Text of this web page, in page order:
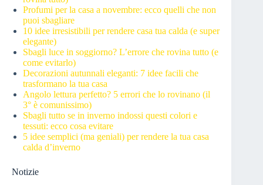
Profumi per la casa a novembre: ecco quelli che non
puoi sbagliare
10 idee irresistibili per rendere casa tua calda (e super
elegante)
Sbagli luce in soggiorno? L’errore che rovina tutto (e
come evitarlo)
Decorazioni autunnali eleganti: 7 idee facili che
trasformano la tua casa
Angolo lettura perfetto? 5 errori che lo rovinano (il
3° è comunissimo)
Sbagli tutto se in inverno indossi questi colori e
tessuti: ecco cosa evitare
5 idee semplici (ma geniali) per rendere la tua casa
calda d’inverno
Notizie